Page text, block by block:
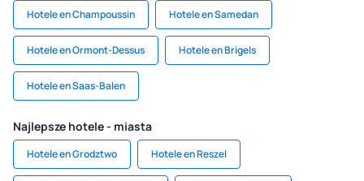
Hotele en Champoussin Hotele en Samedan
Hotele en Ormont-Dessus Hotele en Brigels
Hotele en Saas-Balen
Najlepsze hotele - miasta
Hotele en Grodztwo Hotele en Reszel